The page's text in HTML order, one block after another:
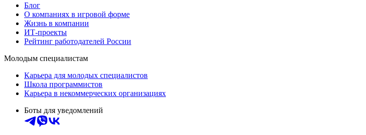
Блог
О компаниях в игровой форме
Жизнь в компании
ИТ-проекты
Рейтинг работодателей России
Молодым специалистам
Карьера для молодых специалистов
Школа программистов
Карьера в некоммерческих организациях
Боты для уведомлений